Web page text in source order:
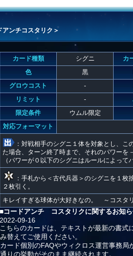
アンチコスタリク＞
カード種類 シグニ カ
色
黒
グロウコスト
-
リミット
-
限定条件
ウムル限定
対応フォーマット
：対戦相手のシグニ１体を対象とし、こ
た場合、ターン終了時まで、それのパワーを
（パワーが０以下のシグニはルールによって
：手札から＜古代兵器＞のシグニを１枚
２枚引く。
キレイすぎる球体が大好きなの。 ～コスタ
■コードアンチ コスタリクに関するお知
2022-09-16
こちらのカードは、テキストが最新の書式
替えてご使用ください。
ド個別のFAQやウィクロス運営事務局
りの挙動がそのまま継続されます。